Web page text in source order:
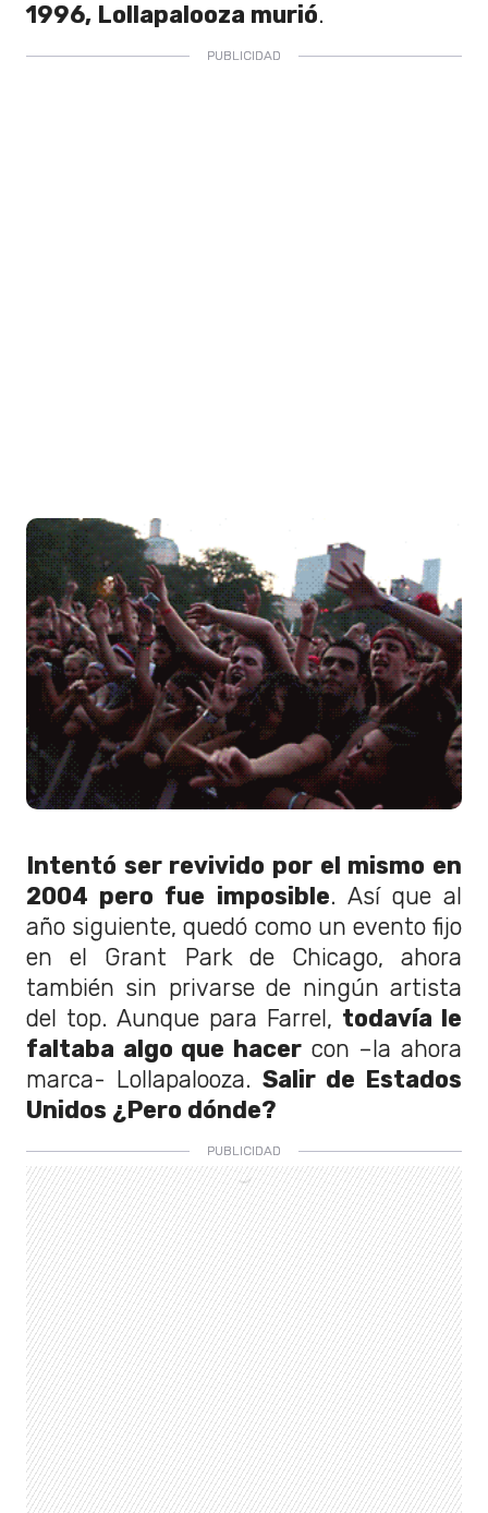
1996, Lollapalooza murió.
Intentó ser revivido por el mismo en
2004 pero fue imposible. Así que al
año siguiente, quedó como un evento fijo
en el Grant Park de Chicago, ahora
también sin privarse de ningún artista
del top. Aunque para Farrel, todavía le
faltaba algo que hacer con –la ahora
marca- Lollapalooza. Salir de Estados
Unidos ¿Pero dónde?